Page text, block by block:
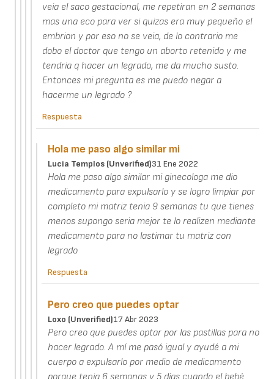
veia el saco gestacional, me repetiran en 2 semanas
mas una eco para ver si quizas era muy pequeño el
embrion y por eso no se veia, de lo contrario me
dobo el doctor que tengo un aborto retenido y me
tendria q hacer un legrado, me da mucho susto.
Entonces mi pregunta es me puedo negar a
hacerme un legrado ?
Respuesta
Hola me paso algo similar mi
Lucia Templos (unverified)31 Ene 2022
Hola me paso algo similar mi ginecologa me dio
medicamento para expulsarlo y se logro limpiar por
completo mi matriz tenia 9 semanas tu que tienes
menos supongo seria mejor te lo realizen mediante
medicamento para no lastimar tu matriz con
legrado
Respuesta
Pero creo que puedes optar
Loxo (unverified)17 Abr 2023
Pero creo que puedes optar por las pastillas para no
hacer legrado. A mí me pasó igual y ayudé a mi
cuerpo a expulsarlo por medio de medicamento